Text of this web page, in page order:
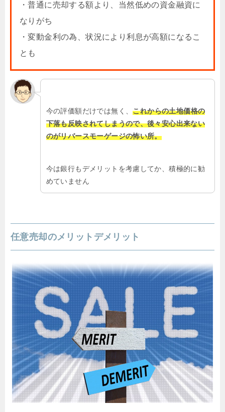
・普通に売却する額より、当然低めの資金融資に
なりがち
・変動金利の為、状況により利息が高額になるこ
とも
今の評価額だけでは無く、これからの土地価格の
下落も反映されてしまうので、後々安心出来ない
のがリバースモーゲージの怖い所。
今は銀行もデメリットを考慮してか、積極的に勧
めていません
任意売却のメリットデメリット